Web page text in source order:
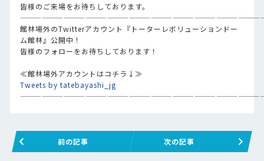
皆様のご来場をお待ちしております。
館林場外のTwitterアカウント『トーターレボリューションドー
ム館林』公開中！
皆様のフォローをお待ちしております！
≪館林場外アカウントはコチラ↓≫
Tweets by tatebayashi_jg
前の記事 次の記事